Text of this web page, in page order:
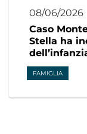
08/06/2026
Caso
Stella ha
FAMIGLIA